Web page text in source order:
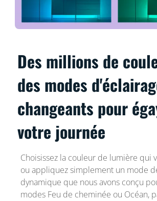
Des millions de
des modes
changeants pour
votre journée
Choisissez la couleur de lumière qui
ou appliquez simplement un mode
dynamique que nous avons conçu
modes Feu de cheminée ou Océan,